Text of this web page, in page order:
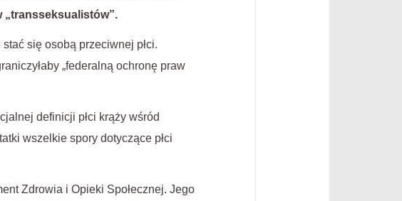
„transseksualistów”.
się osobą przeciwnej płci.
„federalną ochronę praw
definicji płci krąży wśród
wszelkie spory dotyczące płci
Zdrowia i Opieki Społecznej. Jego